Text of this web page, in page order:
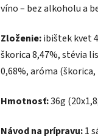
víno – bez alkoholu a
Zloženie:ibištek kvet
škorica 8,47%, stévia
0,68%, aróma
Hmotnosť:36g
Návod na prípravu:1